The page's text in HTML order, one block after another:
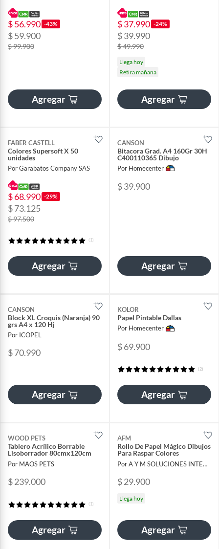
$ 56.990 -43%
$ 59.900
$ 99.900
Agregar
$ 37.990 -24%
$ 39.990
$ 49.990
Llega hoy
Retira mañana
Agregar
FABER CASTELL
Colores Supersoft X 50
unidades
Por Garabatos Company SAS
$ 68.990 -29%
$ 73.125
$ 97.500
(1)
Agregar
CANSON
Bitacora Grad. A4 160Gr 30H
C400110365 Dibujo
Por Homecenter
$ 39.900
Agregar
CANSON
Block XL Croquis (Naranja) 90
grs A4 x 120 Hj
Por ICOPEL
$ 70.990
Agregar
KOLOR
Papel Pintable Dallas
Por Homecenter
$ 69.900
(2)
Agregar
WOOD PETS
Tablero Acrílico Borrable
Lisoborrador 80cmx120cm
Por MAOS PETS
$ 239.000
(1)
Agregar
AFM
Rollo De Papel Mágico Dibujos
Para Raspar Colores
Por A Y M SOLUCIONES INTEGRALES SAS
$ 29.900
Llega hoy
Agregar